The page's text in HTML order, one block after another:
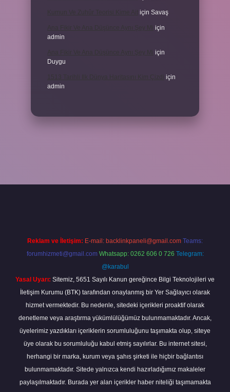
için Savaş
için
admin
için
Duygu
için
admin
Reklam ve İletişim: E-mail: backlinkpaneli@gmail.com Teams:
forumhizmeti@gmail.com Whatsapp: 0262 606 0 726 Telegram:
@karabul
Yasal Uyarı: Sitemiz, 5651 Sayılı Kanun gereğince Bilgi Teknolojileri ve
İletişim Kurumu (BTK) tarafından onaylanmış bir Yer Sağlayıcı olarak
hizmet vermektedir. Bu nedenle, sitedeki içerikleri proaktif olarak
denetleme veya araştırma yükümlülüğümüz bulunmamaktadır. Ancak,
üyelerimiz yazdıkları içeriklerin sorumluluğunu taşımakta olup, siteye
üye olarak bu sorumluluğu kabul etmiş sayılırlar. Bu internet sitesi,
herhangi bir marka, kurum veya şahıs şirketi ile hiçbir bağlantısı
bulunmamaktadır. Sitede yalnızca kendi hazırladığımız makaleler
paylaşılmaktadır. Burada yer alan içerikler haber niteliği taşımamakta